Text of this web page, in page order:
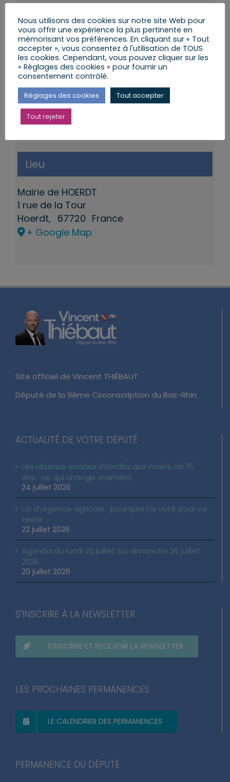
Lieu
Mairie de HOERDT
1 rue de la Tour
Hoerdt, 67720 France
+ Google Map
Site officiel de Vincent THIÉBAUT
Député de la 9ème Circonscription du Bas-Rhin.
ACTUALITÉ DE VOTRE DÉPUTÉ
Les réseaux sociaux interdits aux moins de 15
ans : ce qui change vraiment
24 juillet 2026
Loi d’urgence agricole : pourquoi j’ai voté pour ce
texte
22 juillet 2026
Agenda du lundi 20 juillet au dimanche 26 juillet
2026
20 juillet 2026
S’INSCRIRE À LA NEWSLETTER
S’INSCRIRE ET RECEVOIR LA NEWSLETTER
LES PROCHAINES PERMANENCES
LE CALENDRIER DES PERMANENCES
PERMANENCE DU DÉPUTÉ
Nous utilisons des cookies sur notre site Web pour
vous offrir une expérience la plus pertinente en
mémorisant vos préférences. En cliquant sur « Tout
accepter », vous consentez à l'utilisation de TOUS
les cookies. Cependant, vous pouvez cliquer sur les
« Réglages des cookies » pour fournir un
consentement contrôlé.
Réglages des cookies Tout accepter
Tout rejeter